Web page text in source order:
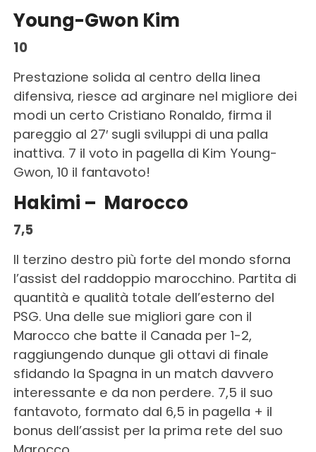
Young-Gwon Kim
10
Prestazione solida al centro della linea
difensiva, riesce ad arginare nel migliore dei
modi un certo Cristiano Ronaldo, firma il
pareggio al 27′ sugli sviluppi di una palla
inattiva. 7 il voto in pagella di Kim Young-
Gwon, 10 il fantavoto!
Hakimi – Marocco
7,5
Il terzino destro più forte del mondo sforna
l’assist del raddoppio marocchino. Partita di
quantità e qualità totale dell’esterno del
PSG. Una delle sue migliori gare con il
Marocco che batte il Canada per 1-2,
raggiungendo dunque gli ottavi di finale
sfidando la Spagna in un match davvero
interessante e da non perdere. 7,5 il suo
fantavoto, formato dal 6,5 in pagella + il
bonus dell’assist per la prima rete del suo